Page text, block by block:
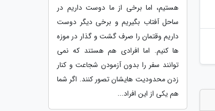
هستیم، اما برخی از ما دوست داریم در
ساحل آفتاب بگیریم و برخی دیگر دوست
داریم وقتمان را صرف گشت و گذار در موزه
ها کنیم. اما افرادی هم هستند که نمی
توانند سفر را بدون آزمودن شجاعت و کنار
زدن محدودیت هایشان تصور کنند. اگر شما
هم یکی از این افراد...